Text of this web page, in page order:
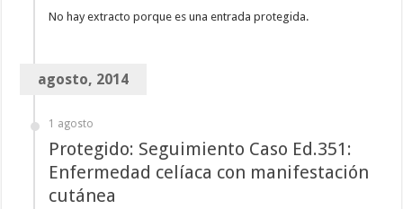
No hay extracto porque es una entrada protegida.
agosto, 2014
1 agosto
Protegido: Seguimiento Caso Ed.351:
Enfermedad celíaca con manifestación
cutánea